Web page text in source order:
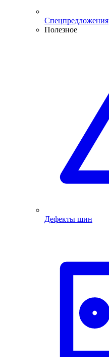
Спецпредложения
Полезное
Дефекты шин